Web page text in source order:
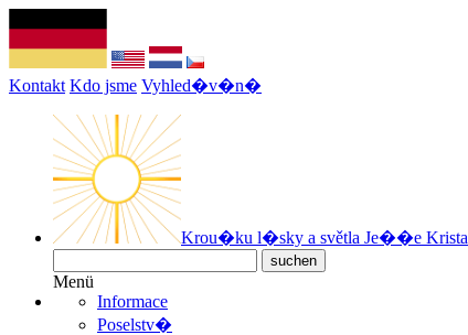
Kontakt Kdo jsme Vyhled�v�n�
Krou�ku l�sky a světla Je��e Krista
Menü
Informace
Poselstv�